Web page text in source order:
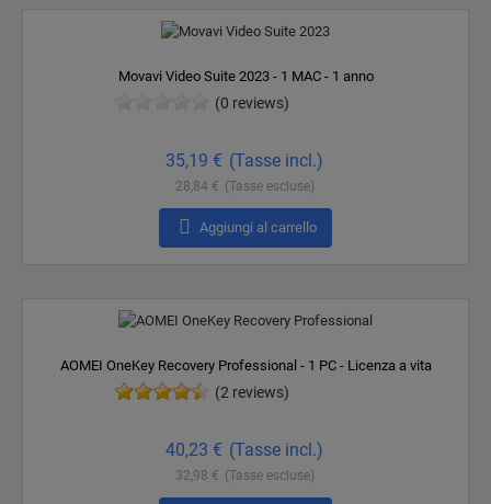
Movavi Video Suite 2023 - 1 MAC - 1 anno
(0 reviews)
35,19 € (Tasse incl.)
28,84 € (Tasse escluse)
 Aggiungi al carrello
AOMEI OneKey Recovery Professional - 1 PC - Licenza a vita
(2 reviews)
40,23 € (Tasse incl.)
32,98 € (Tasse escluse)